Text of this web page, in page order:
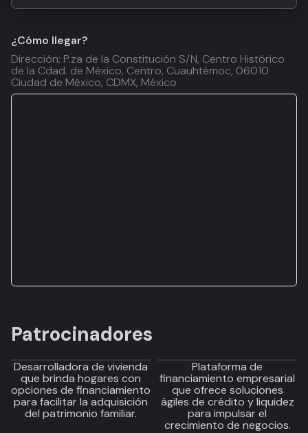
¿Cómo llegar?
Dirección: P.za de la Constitución S/N, Centro Histórico
de la Cdad. de México, Centro, Cuauhtémoc, 06010
Ciudad de México, CDMX, México
Patrocinadores
Desarrolladora de vivienda
que brinda hogares con
opciones de financiamiento
para facilitar la adquisición
del patrimonio familiar.
Plataforma de
financiamiento empresarial
que ofrece soluciones
ágiles de crédito y liquidez
para impulsar el
crecimiento de negocios.